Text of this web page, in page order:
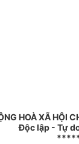
HOÀ XÃ HỘI
Độc lập - Tự